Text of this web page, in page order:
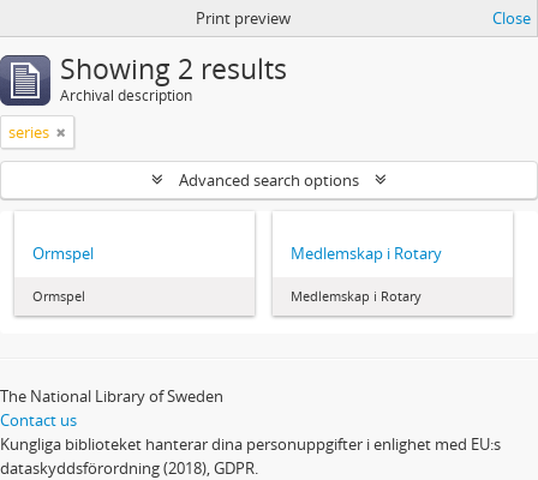
Print preview Close
Showing 2 results
Archival description
series
Advanced search options
Ormspel
Ormspel
Medlemskap i Rotary
Medlemskap i Rotary
The National Library of Sweden
Contact us
Kungliga biblioteket hanterar dina personuppgifter i enlighet med EU:s
dataskyddsförordning (2018), GDPR.